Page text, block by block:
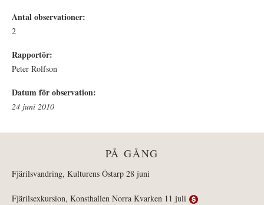
Antal observationer:
2
Rapportör:
Peter Rolfson
Datum för observation:
24 juni 2010
PÅ GÅNG
Fjärilsvandring, Kulturens Östarp 28 juni
Fjärilsexkursion, Konsthallen Norra Kvarken 11 juli